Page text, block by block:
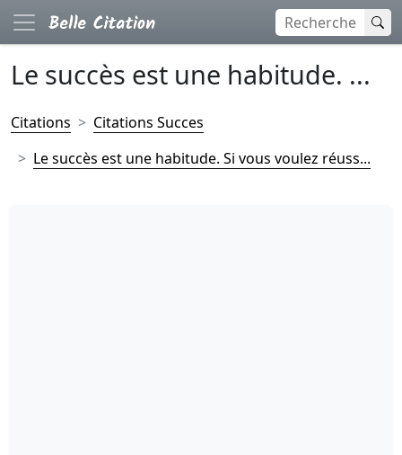
Le succès est une habitude. ...
Citations
Citations Succes
Le succès est une habitude. Si vous voulez réuss...